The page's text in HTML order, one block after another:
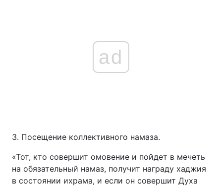
ad
3. Посещение коллективного намаза.
«Тот, кто совершит омовение и пойдет в мечеть
на обязательный намаз, получит награду хаджия
в состоянии ихрама, и если он совершит Духа